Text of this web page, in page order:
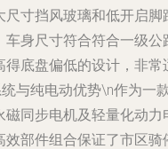
尺寸挡风玻璃和低开启
车身尺寸符合符合一级
得底盘偏低的设计，非
与纯电动优势\n作为一
磁同步电机及轻量化动
效部件组合保证了市区